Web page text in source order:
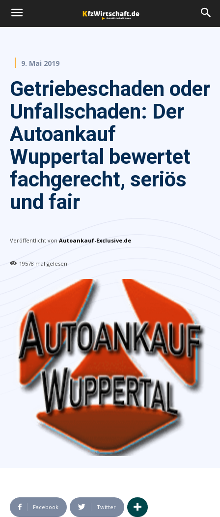
9. Mai 2019
Getriebeschaden oder
Unfallschaden: Der
Autoankauf
Wuppertal bewertet
fachgerecht, seriös
und fair
Veröffentlicht von Autoankauf-Exclusive.de
19578 mal gelesen
Facebook Twitter